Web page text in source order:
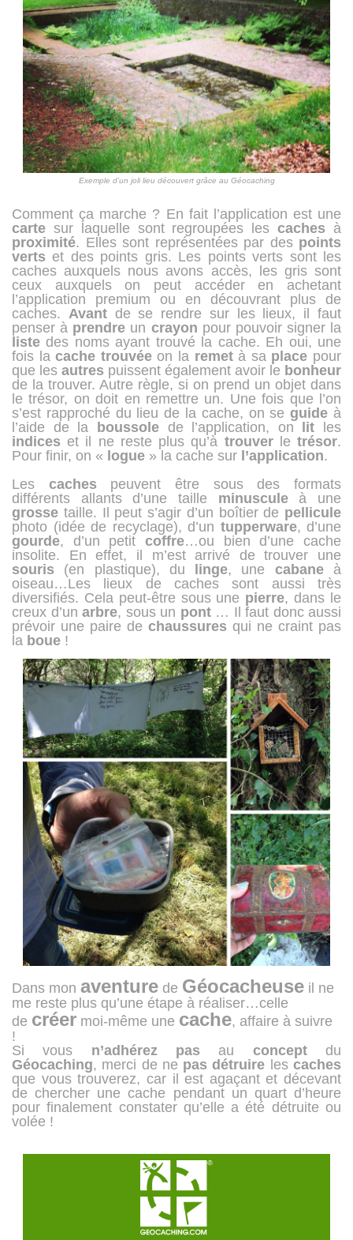
Exemple d’un joli lieu découvert grâce au Géocaching
Comment ça marche ? En fait l’application est une
carte sur laquelle sont regroupées lescaches à
proximité. Elles sont représentées par des points
verts et des points gris. Les points verts sont les
caches auxquels nous avons accès, les gris sont
ceux auxquels on peut accéder en achetant
l’application premium ou en découvrant plus de
caches. Avantde se rendre sur les lieux, il faut
penser à prendre un crayon pour pouvoir signer la
liste des noms ayant trouvé la cache. Eh oui, une
fois lacache trouvéeon la remetà sa place pour
que les autres puissent également avoir le bonheur
de la trouver. Autre règle, si on prend un objet dans
le trésor, on doit en remettre un. Une fois que l’on
s’est rapproché du lieu de la cache, on seguide à
l’aide de la boussolede l’application, on lit les
indices et il ne reste plus qu’à trouverletrésor.
Pour finir, on « logue » la cache sur l’application.
Les caches peuvent être sous des formats
différents allants d’une taille minusculeà une
grosse taille. Il peut s’agir d’un boîtier de pellicule
photo (idée de recyclage), d’un tupperware, d’une
gourde, d’un petit coffre…ou bien d’une cache
insolite. En effet, il m’est arrivé de trouver une
souris (en plastique), du linge, une cabaneà
oiseau…Les lieux de caches sont aussi très
diversifiés. Cela peut-être sous une pierre, dans le
creux d’un arbre, sous un pont… Il faut donc aussi
prévoir une paire de chaussures qui ne craint pas
la boue !
Dans mon aventure de Géocacheuse il ne
me reste plus qu’une étape à réaliser…celle
de créer moi-même une cache, affaire à suivre
!
Si vous n’adhérez pas au conceptdu
Géocaching, merci de ne pas détruire lescaches
que vous trouverez, car il est agaçant et décevant
de chercher une cache pendant un quart d’heure
pour finalement constater qu’elle a été détruite ou
volée !